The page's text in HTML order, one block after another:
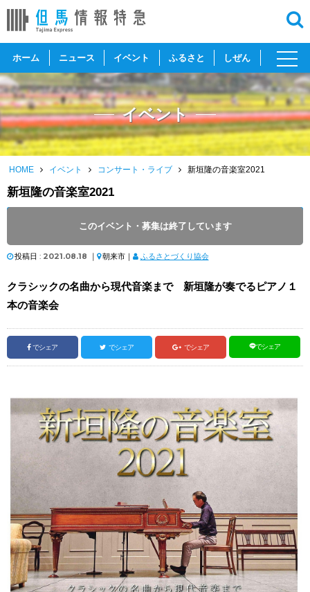
ホーム ニュース イベント ふるさと しぜん
toggle
イベント
HOME イベント コンサート・ライブ 新垣隆の音楽室2021
新垣隆の音楽室2021
このイベント・募集は終了しています
開催時間 : 14:00 ～ 16:00
投稿日 : 2021.08.18 ｜ 朝来市｜ ふるさとづくり協会
クラシックの名曲から現代音楽まで 新垣隆が奏でるピアノ１
本の音楽会
でシェア でシェア でシェア でシェア